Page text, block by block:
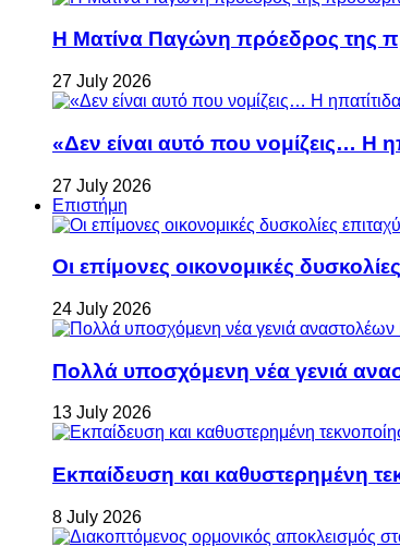
Η Ματίνα Παγώνη πρόεδρος της
27 July 2026
«Δεν είναι αυτό που νομίζεις… Η
27 July 2026
Επιστήμη
Οι επίμονες οικονομικές
24 July 2026
Πολλά υποσχόμενη νέα γενιά
13 July 2026
Εκπαίδευση και καθυστερημένη
8 July 2026